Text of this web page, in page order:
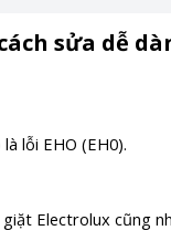
sửa dễ
lỗi EHO (EH0).
Electrolux